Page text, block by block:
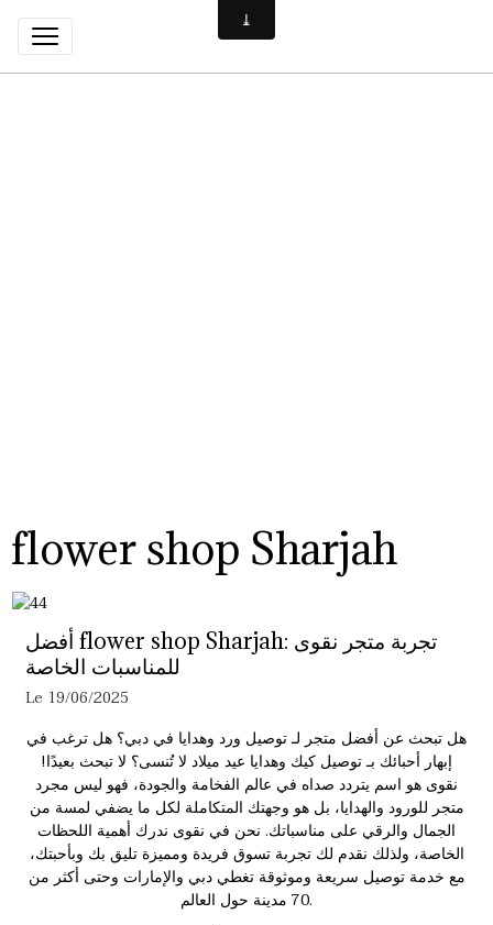
flower shop Sharjah
أفضل flower shop Sharjah: تجربة متجر نقوى
للمناسبات الخاصة
Le 19/06/2025
هل تبحث عن أفضل متجر لـ توصيل ورد وهدايا في دبي؟ هل ترغب في
إبهار أحبائك بـ توصيل كيك وهدايا عيد ميلاد لا تُنسى؟ لا تبحث بعيدًا!
نقوى هو اسم يتردد صداه في عالم الفخامة والجودة، فهو ليس مجرد
متجر للورود والهدايا، بل هو وجهتك المتكاملة لكل ما يضفي لمسة من
الجمال والرقي على مناسباتك. نحن في نقوى ندرك أهمية اللحظات
الخاصة، ولذلك نقدم لك تجربة تسوق فريدة ومميزة تليق بك وبأحبتك،
مع خدمة توصيل سريعة وموثوقة تغطي دبي والإمارات وحتى أكثر من
70 مدينة حول العالم.